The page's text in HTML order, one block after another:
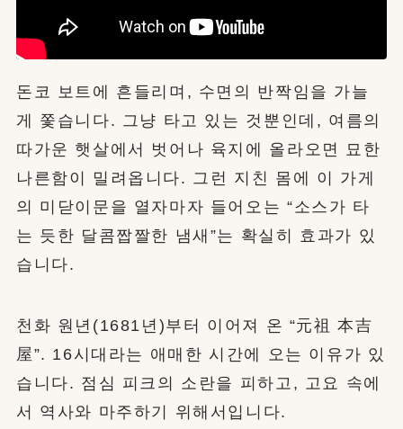
돈코 보트에 흔들리며, 수면의 반짝임을 가늘
게 쫓습니다. 그냥 타고 있는 것뿐인데, 여름의
따가운 햇살에서 벗어나 육지에 올라오면 묘한
나른함이 밀려옵니다. 그런 지친 몸에 이 가게
의 미닫이문을 열자마자 들어오는 “소스가 타
는 듯한 달콤짭짤한 냄새”는 확실히 효과가 있
습니다.
천화 원년(1681년)부터 이어져 온 “元祖 本吉
屋”. 16시대라는 애매한 시간에 오는 이유가 있
습니다. 점심 피크의 소란을 피하고, 고요 속에
서 역사와 마주하기 위해서입니다.